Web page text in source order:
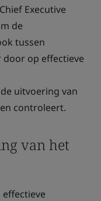
Executive
de
tussen
op effectieve
uitvoering van
controleert.
van het